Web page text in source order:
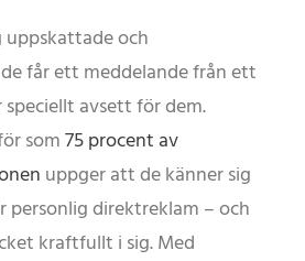
uppskattade och
får ett meddelande från ett
avsett för dem.
som75 procent av
uppger att de känner sig
personlig direktreklam – och
kraftfullt i sig. Med